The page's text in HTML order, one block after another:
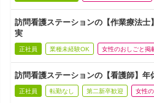
訪問看護ステーションの【作業療法士
実
正社員 業種未経験OK 女性のおしごと掲
訪問看護ステーションの【看護師】年
正社員 転勤なし 第二新卒歓迎 女性